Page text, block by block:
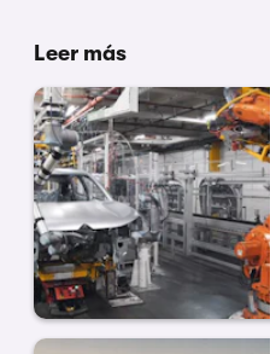
Leer más